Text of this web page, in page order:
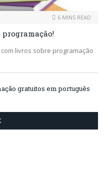
6 MINS READ
livros sobre programação
gratuitos em português